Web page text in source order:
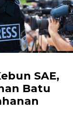
SAE,
Batu